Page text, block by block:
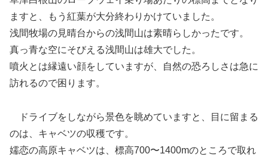
ますと、もう紅葉が大分終わりかけていました。
浅間牧場の見晴台からの浅間山は素晴らしかったです。
真っ青な空にそびえる浅間山は雄大でした。
噴火とは縁遠い顔をしていますが、自然の恐ろしさは急に
訪れるので困ります。
ドライブをしながら景色を眺めていますと、目に留まる
のは、キャベツの収穫です。
嬬恋の高原キャベツは、標高700〜1400mのところで取れ